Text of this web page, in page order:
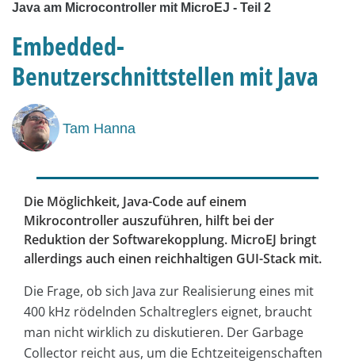
Java am Microcontroller mit MicroEJ - Teil 2
Embedded-
Benutzerschnittstellen mit Java
Tam Hanna
Die Möglichkeit, Java-Code auf einem
Mikrocontroller auszuführen, hilft bei der
Reduktion der Softwarekopplung. MicroEJ bringt
allerdings auch einen reichhaltigen GUI-Stack mit.
Die Frage, ob sich Java zur Realisierung eines mit
400 kHz rödelnden Schaltreglers eignet, braucht
man nicht wirklich zu diskutieren. Der Garbage
Collector reicht aus, um die Echtzeiteigenschaften